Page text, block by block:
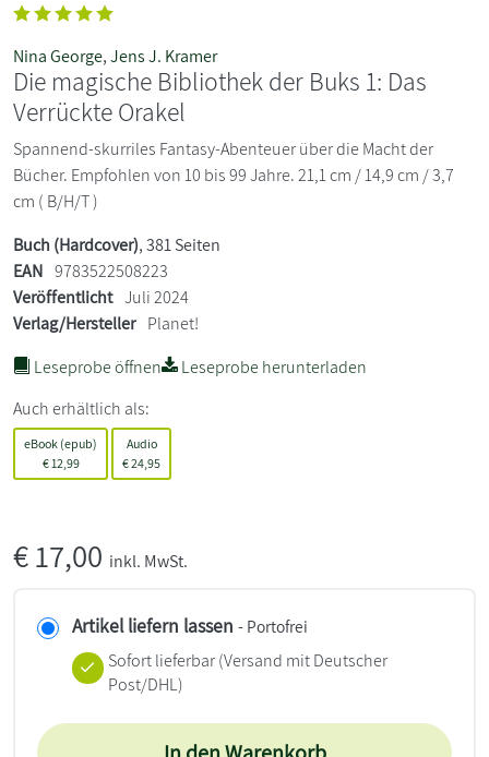
Nina George,Jens J. Kramer
Die magische Bibliothek der Buks 1: Das
Verrückte Orakel
Spannend-skurriles Fantasy-Abenteuer über die Macht der
Bücher. Empfohlen von 10 bis 99 Jahre. 21,1 cm / 14,9 cm / 3,7
cm ( B/H/T )
Buch (Hardcover), 381 Seiten
EAN 9783522508223
Veröffentlicht Juli 2024
Verlag/Hersteller Planet!
Leseprobe öffnen
Leseprobe herunterladen
Auch erhältlich als:
eBook (epub)
€12,99
Audio
€24,95
€17,00 inkl. MwSt.
Artikel liefern lassen - Portofrei
Sofort lieferbar(Versand mit Deutscher
Post/DHL)